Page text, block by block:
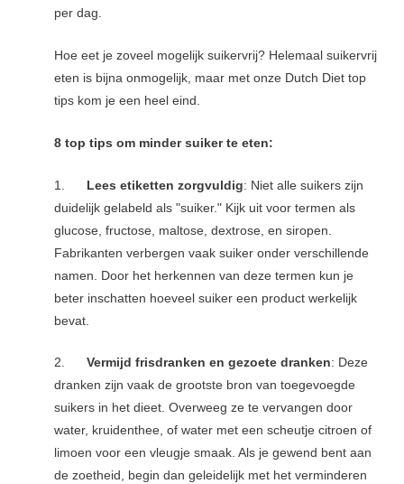
per dag.
Hoe eet je zoveel mogelijk suikervrij? Helemaal suikervrij
eten is bijna onmogelijk, maar met onze Dutch Diet top
tips kom je een heel eind.
8 top tips om minder suiker te eten:
1. Lees etiketten zorgvuldig: Niet alle suikers zijn
duidelijk gelabeld als "suiker." Kijk uit voor termen als
glucose, fructose, maltose, dextrose, en siropen.
Fabrikanten verbergen vaak suiker onder verschillende
namen. Door het herkennen van deze termen kun je
beter inschatten hoeveel suiker een product werkelijk
bevat.
2.Vermijd frisdranken en gezoete dranken: Deze
dranken zijn vaak de grootste bron van toegevoegde
suikers in het dieet. Overweeg ze te vervangen door
water, kruidenthee, of water met een scheutje citroen of
limoen voor een vleugje smaak. Als je gewend bent aan
de zoetheid, begin dan geleidelijk met het verminderen